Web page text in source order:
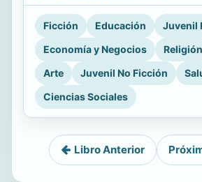
Ficción Educación
Juvenil
Economía y Negocios
Religión
Arte
Juvenil No Ficción
Ciencias Sociales
Libro Anterior